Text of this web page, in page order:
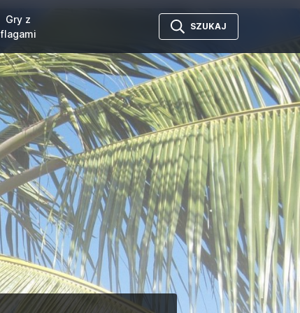
Gry z
flagami
SZUKAJ